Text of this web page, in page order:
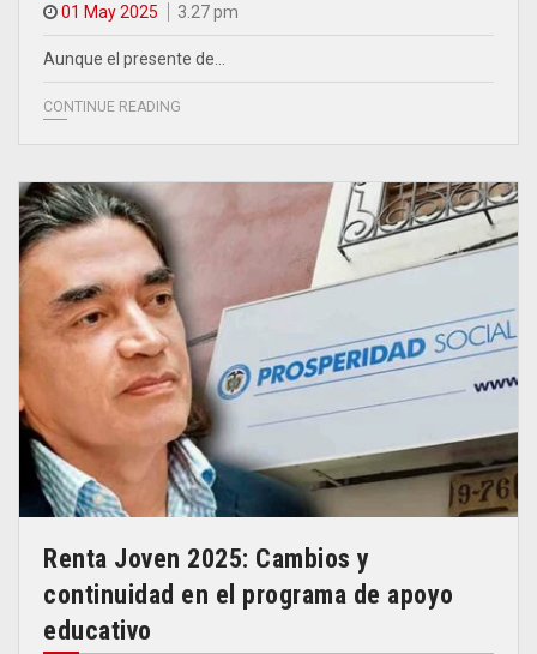
01 May 2025 3.27 pm
Aunque el presente de…
CONTINUE READING
Renta Joven 2025: Cambios y
continuidad en el programa de apoyo
educativo